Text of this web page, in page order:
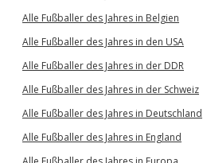
Alle Fußballer des Jahres in Belgien
Alle Fußballer des Jahres in den USA
Alle Fußballer des Jahres in der DDR
Alle Fußballer des Jahres in der Schweiz
Alle Fußballer des Jahres in Deutschland
Alle Fußballer des Jahres in England